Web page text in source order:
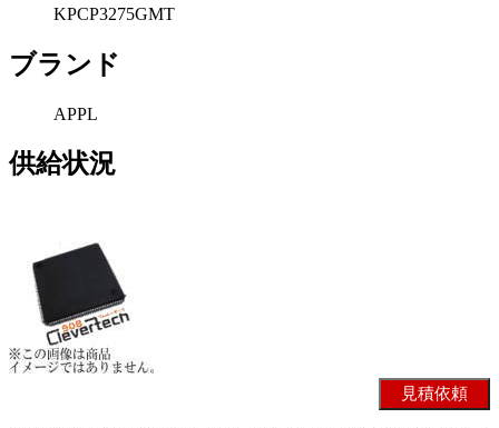
KPCP3275GMT
ブランド
APPL
供給状況